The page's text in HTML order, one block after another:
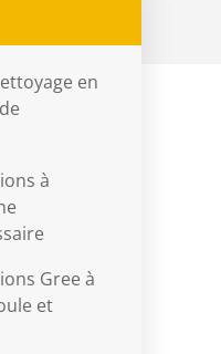
en
à
Gree à
et